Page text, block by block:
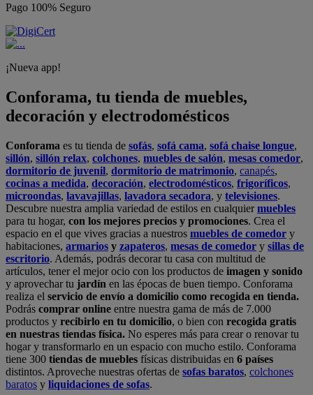
Pago 100% Seguro
¡Nueva app!
Conforama, tu tienda de muebles,
decoración y electrodomésticos
Conforama es tu tienda de sofás, sofá cama, sofá chaise longue,
sillón, sillón relax, colchones, muebles de salón, mesas comedor,
dormitorio de juvenil, dormitorio de matrimonio, canapés,
cocinas a medida, decoración, electrodomésticos, frigoríficos,
microondas, lavavajillas, lavadora secadora, y televisiones.
Descubre nuestra amplia variedad de estilos en cualquiermuebles
para tu hogar, con los mejores precios y promociones. Crea el
espacio en el que vives gracias a nuestros muebles de comedor y
habitaciones, armarios y zapateros, mesas de comedor y sillas de
escritorio. Además, podrás decorar tu casa con multitud de
artículos, tener el mejor ocio con los productos de imagen y sonido
y aprovechar tu jardín en las épocas de buen tiempo. Conforama
realiza el servicio de envío a domicilio como recogida en tienda.
Podrás comprar online entre nuestra gama de más de 7.000
productos y recibirlo en tu domicilio, o bien con recogida gratis
en nuestras tiendas física. No esperes más para crear o renovar tu
hogar y transformarlo en un espacio con mucho estilo. Conforama
tiene 300 tiendas de muebles físicas distribuidas en 6 países
distintos. Aproveche nuestras ofertas de sofas baratos, colchones
baratos y liquidaciones de sofas.